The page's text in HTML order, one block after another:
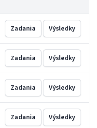
Zadania Výsledky
Zadania Výsledky
Zadania Výsledky
Zadania Výsledky